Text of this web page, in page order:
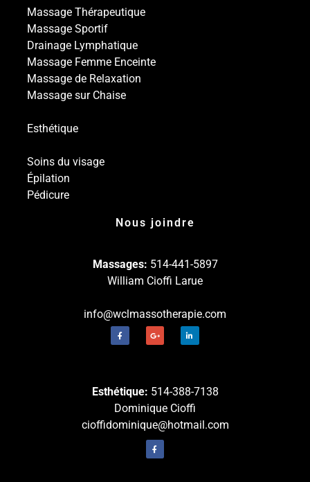
Massage Thérapeutique
Massage Sportif
Drainage Lymphatique
Massage Femme Enceinte
Massage de Relaxation
Massage sur Chaise
Esthétique
Soins du visage
Épilation
Pédicure
Nous joindre
Massages: 514-441-5897
William Cioffi Larue
info@wclmassotherapie.com
Esthétique: 514-388-7138
Dominique Cioffi
cioffidominique@hotmail.com